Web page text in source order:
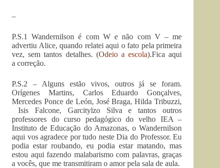
–
P.S.1 Wandernilson é com W e não com V – me
advertiu Alice, quando relatei aqui o fato pela primeira
vez, sem tantos detalhes. (Odeio a escola).Fica aqui
a correção.
P.S.2 – Alguns estão vivos, outros já se foram.
Orígenes Martins, Carlos Eduardo Gonçalves,
Mercedes Ponce de León, José Braga, Hilda Tribuzzi,
Isis Falcone, Garcitylzo Silva e tantos outros
professores do curso pedagógico do velho IEA –
Instituto de Educação do Amazonas, o Wandernilson
aqui vos agradece por tudo neste Dia do Professor. Eu
podia estar roubando, eu podia estar matando, mas
estou aqui fazendo malabarismo com palavras, graças
a vocês, que me transmitiram o amor pela sala de aula.